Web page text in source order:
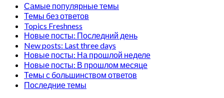
Самые популярные темы
Темы без ответов
Topics Freshness
Новые посты: Последний день
New posts: Last three days
Новые посты: На прошлой неделе
Новые посты: В прошлом месяце
Темы с большинством ответов
Последние темы